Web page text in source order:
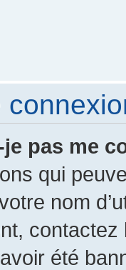
pas me
qui
nom
été